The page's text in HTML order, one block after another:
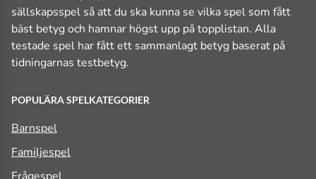
sällskapsspel så att du ska kunna se vilka spel som fått
bäst betyg och hamnar högst upp på topplistan. Alla
testade spel har fått ett sammanlagt betyg baserat på
tidningarnas testbetyg.
POPULÄRA SPELKATEGORIER
Barnspel
Familjespel